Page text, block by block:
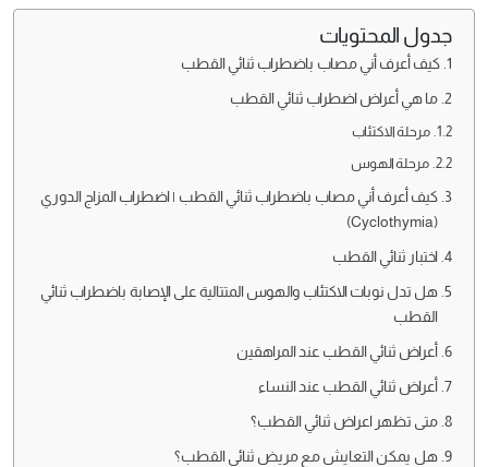
جدول المحتويات
كيف أعرف أني مصاب باضطراب ثنائي القطب
ما هي أعراض اضطراب ثنائي القطب
مرحلة الاكتئاب
مرحلة الهوس
كيف أعرف أني مصاب باضطراب ثنائي القطب | اضطراب المزاج الدوري
(Cyclothymia)
اختبار ثنائي القطب
هل تدل نوبات الاكتئاب والهوس المتتالية على الإصابة باضطراب ثنائي
القطب
أعراض ثنائي القطب عند المراهقين
أعراض ثنائي القطب عند النساء
متى تظهر اعراض ثنائي القطب؟
هل يمكن التعايش مع مريض ثنائي القطب؟